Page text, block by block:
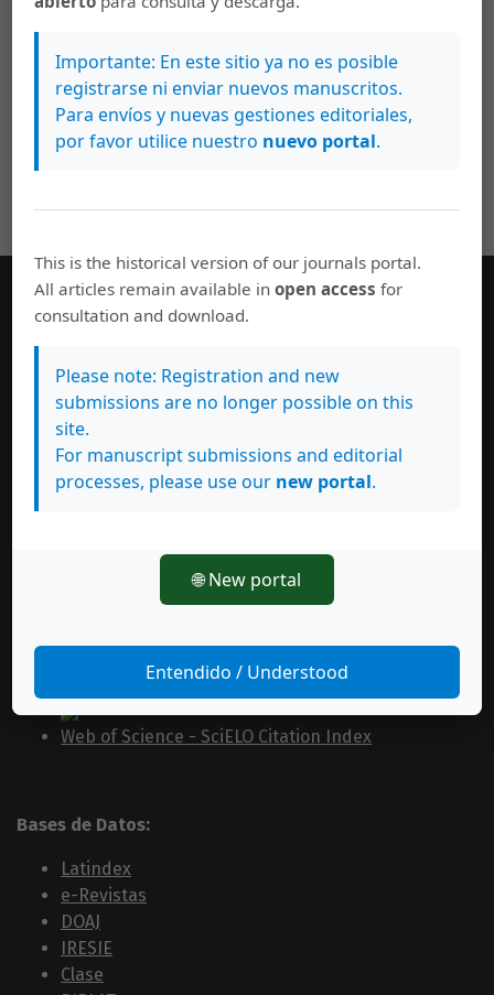
implementation and evaluation of a b-
learning course in the Higher Education
PDF
Información General
Consejo editorial
Políticas de uso
Normas de autor
Suscribase a esta revista
Personas evaluadoras del número actual
Índice H: 86
Revista Indexada en:
Web of Science - SciELO Citation Index
Bases de Datos:
Latindex
e-Revistas
DOAJ
IRESIE
Clase
Importante: En este sitio ya no es posible
registrarse ni enviar nuevos manuscritos.
Para envíos y nuevas gestiones editoriales,
por favor utilice nuestro nuevo portal.
This is the historical version of our journals portal.
All articles remain available inopen access for
consultation and download.
Please note: Registration and new
submissions are no longer possible on this
site.
For manuscript submissions and editorial
processes, please use our new portal.
🌐 New portal
Entendido / Understood